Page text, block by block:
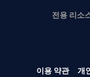
전용 리소
이용 약관 개